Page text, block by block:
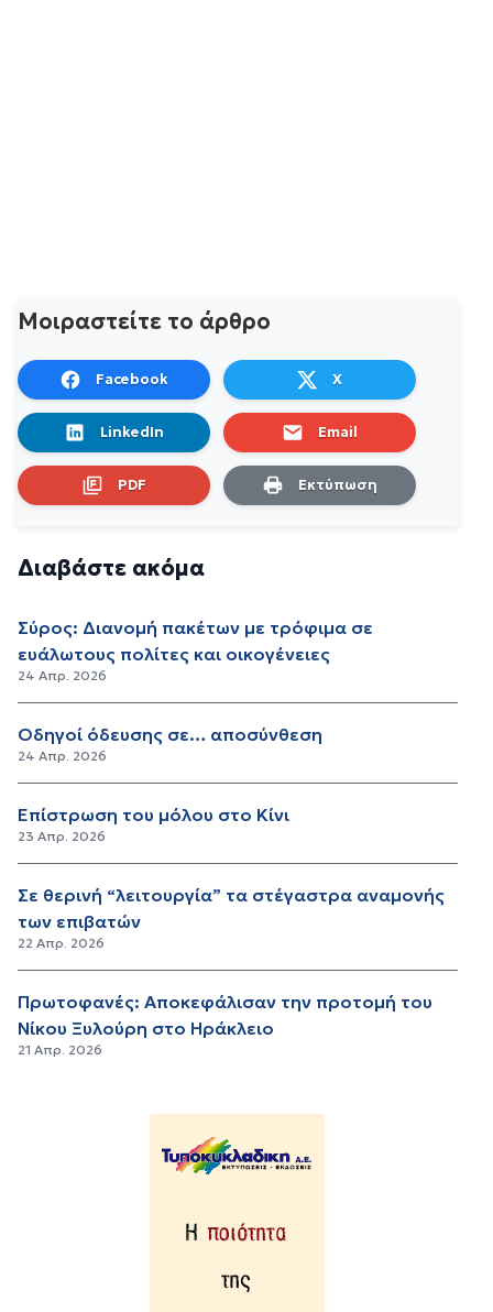
Μοιραστείτε το άρθρο
Facebook X
LinkedIn Email
PDF Εκτύπωση
Διαβάστε ακόμα
Σύρος: Διανομή πακέτων με τρόφιμα σε
ευάλωτους πολίτες και οικογένειες
24 Απρ. 2026
Οδηγοί όδευσης σε… αποσύνθεση
24 Απρ. 2026
Επίστρωση του μόλου στο Κίνι
23 Απρ. 2026
Σε θερινή “λειτουργία” τα στέγαστρα αναμονής
των επιβατών
22 Απρ. 2026
Πρωτοφανές: Αποκεφάλισαν την προτομή του
Νίκου Ξυλούρη στο Ηράκλειο
21 Απρ. 2026